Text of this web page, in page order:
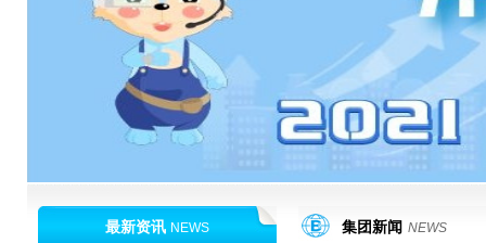
最新资讯 NEWS 集团新闻 NEWS